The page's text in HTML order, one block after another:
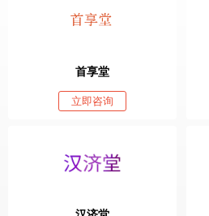
首享堂
立即咨询